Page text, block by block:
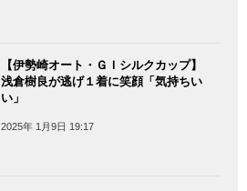
【伊勢崎オート・ＧＩシルクカップ】
浅倉樹良が逃げ１着に笑顔「気持ちい
い」
2025年 1月9日 19:17